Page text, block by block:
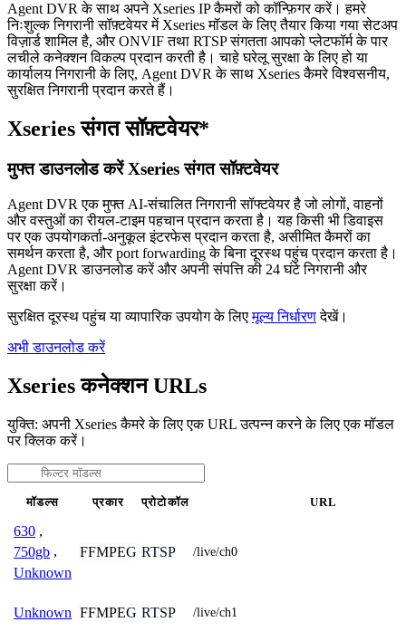
Agent DVR के साथ अपने Xseries IP कैमरों को कॉन्फ़िगर करें। हमरे
निःशुल्क निगरानी सॉफ़्टवेयर में Xseries मॉडल के लिए तैयार किया गया सेटअप
विज़ार्ड शामिल है, और ONVIF तथा RTSP संगतता आपको प्लेटफॉर्म के पार
लचीले कनेक्शन विकल्प प्रदान करती है। चाहे घरेलू सुरक्षा के लिए हो या
कार्यालय निगरानी के लिए, Agent DVR के साथ Xseries कैमरे विश्वसनीय,
सुरक्षित निगरानी प्रदान करते हैं।
Xseries संगत सॉफ़्टवेयर*
मुफ्त डाउनलोड करें Xseries संगत सॉफ़्टवेयर
Agent DVR एक मुफ्त AI-संचालित निगरानी सॉफ्टवेयर है जो लोगों, वाहनों
और वस्तुओं का रीयल-टाइम पहचान प्रदान करता है। यह किसी भी डिवाइस
पर एक उपयोगकर्ता-अनुकूल इंटरफेस प्रदान करता है, असीमित कैमरों का
समर्थन करता है, और port forwarding के बिना दूरस्थ पहुंच प्रदान करता है।
Agent DVR डाउनलोड करें और अपनी संपत्ति की 24 घंटे निगरानी और
सुरक्षा करें।
सुरक्षित दूरस्थ पहुंच या व्यापारिक उपयोग के लिएमूल्य निर्धारणदेखें।
अभी डाउनलोड करें
Xseries कनेक्शन URLs
युक्ति: अपनी Xseries कैमरे के लिए एक URL उत्पन्न करने के लिए एक मॉडल
पर क्लिक करें।
मॉडल्स प्रकार प्रोटोकॉल URL
630 ,
750gb ,
Unknown
FFMPEG RTSP /live/ch0
Unknown FFMPEG RTSP /live/ch1